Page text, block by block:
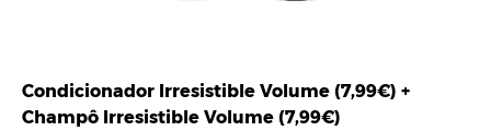
Condicionador Irresistible Volume (7,99€) +
Champô Irresistible Volume (7,99€)